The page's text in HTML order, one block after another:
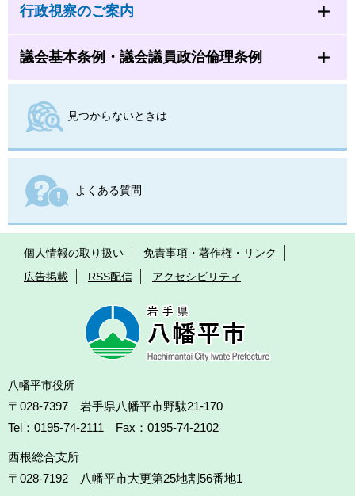
行政視察のご案内
議会基本条例・議会議員政治倫理条例
見つからないときは
よくある質問
個人情報の取り扱い
免責事項・著作権・リンク
広告掲載
RSS配信 アクセシビリティ
八幡平市役所
〒028-7397 岩手県八幡平市野駄21-170
Tel：0195-74-2111 Fax：0195-74-2102
西根総合支所
〒028-7192
八幡平市大更第25地割56番地1